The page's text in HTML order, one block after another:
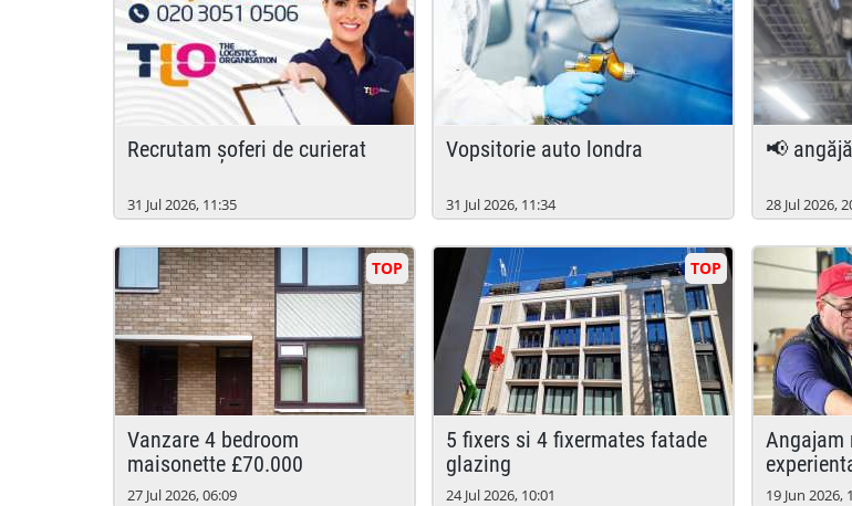
recrutam șoferi de curierat
31 Jul 2026, 11:35
vopsitorie auto londra
31 Jul 2026, 11:34
📢
28 Jul 2026,
TOP
vanzare 4 bedroom
maisonette £70.000
27 Jul 2026, 06:09
TOP
5 fixers si 4 fixermates fatade
glazing
24 Jul 2026, 10:01
angajam mecanic auto cu
19 Jun 2026,